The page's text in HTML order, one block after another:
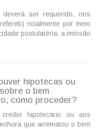
deverá ser requerido, nos
ncialmente por meio
postulatéria, a imissão
hipotecas ou
o bem
como proceder?
hipotecário ou aos
que arrematou o bem